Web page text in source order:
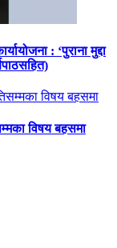
: ‘पुराना मुद्दा
विषय बहसमा